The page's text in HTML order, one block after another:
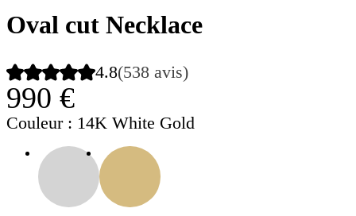
Oval cut Necklace
4.8(538 avis)
990 €
Couleur : 14K White Gold